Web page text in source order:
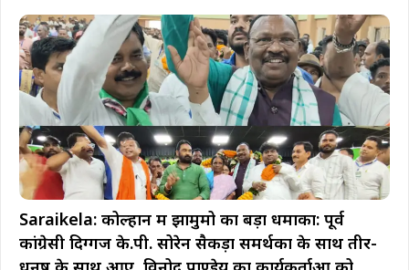
Saraikela: कोल्हान में झामुमो का बड़ा धमाका: पूर्व
कांग्रेसी दिग्गज के.पी. सोरेन सैकड़ों समर्थकों के साथ तीर-